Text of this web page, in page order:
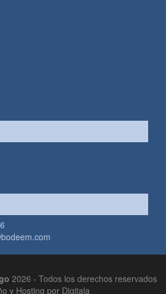
2026 - Todos los derechos reservados
y Hosting por Digitala